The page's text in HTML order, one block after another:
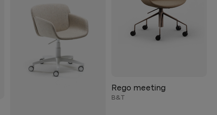
Rego meeting
B&T